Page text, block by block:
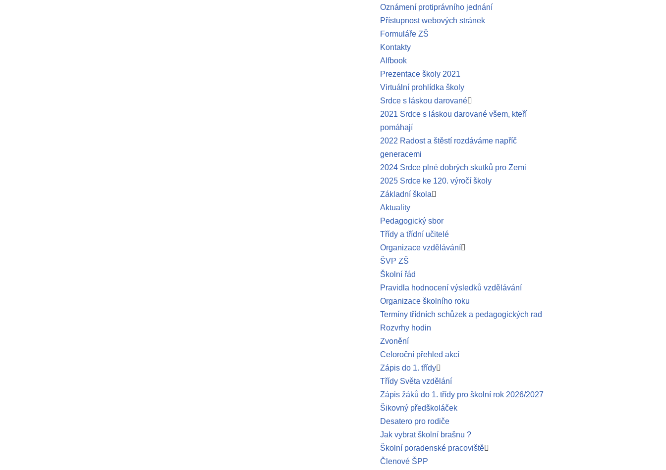
Oznámení protiprávního jednání
Přístupnost webových stránek
Formuláře ZŠ
Kontakty
Alfbook
Prezentace školy 2021
Virtuální prohlídka školy
Srdce s láskou darované
2021 Srdce s láskou darované všem, kteří
pomáhají
2022 Radost a štěstí rozdáváme napříč
generacemi
2024 Srdce plné dobrých skutků pro Zemi
2025 Srdce ke 120. výročí školy
Základní škola
Aktuality
Pedagogický sbor
Třídy a třídní učitelé
Organizace vzdělávání
ŠVP ZŠ
Školní řád
Pravidla hodnocení výsledků vzdělávání
Organizace školního roku
Termíny třídních schůzek a pedagogických rad
Rozvrhy hodin
Zvonění
Celoroční přehled akcí
Zápis do 1. třídy
Třídy Světa vzdělání
Zápis žáků do 1. třídy pro školní rok 2026/2027
Šikovný předškoláček
Desatero pro rodiče
Jak vybrat školní brašnu ?
Školní poradenské pracoviště
Členové ŠPP